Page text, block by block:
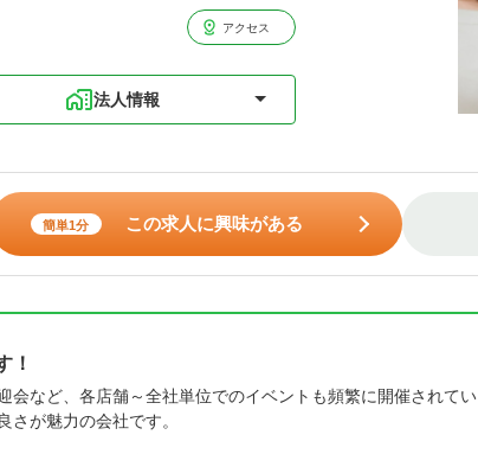
アクセス
法人情報
簡単1分 この求人に興味がある
！
会など、各店舗～全社単位でのイベントも頻繁に開催されてい
さが魅力の会社です。